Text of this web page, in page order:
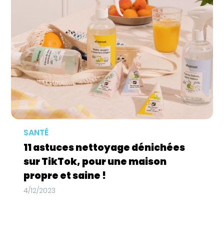
SANTÉ
11 astuces nettoyage dénichées
sur TikTok, pour une maison
propre et saine !
4/12/2023